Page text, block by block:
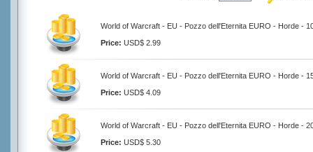
World of Warcraft - EU - Pozzo dell'Eternita EURO - Horde -
Price: USD$ 2.99
World of Warcraft - EU - Pozzo dell'Eternita EURO - Horde -
Price: USD$ 4.09
World of Warcraft - EU - Pozzo dell'Eternita EURO - Horde -
Price: USD$ 5.30